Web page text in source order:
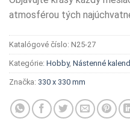
atmosférou tých
Katalógové číslo: N25-27
Kategórie: Hobby, Nástenné
Značka: 330 x 330 mm